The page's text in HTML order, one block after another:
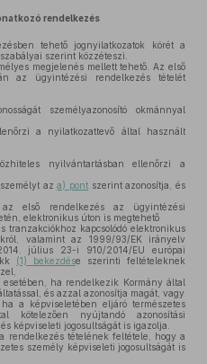
rendelkezés
tehető jognyilatkozatok körét a
szerint közzéteszi.
megjelenés mellett tehető. Az első
az ügyintézési rendelkezés tételét
személyazonosító okmánnyal
a nyilatkozattevő által használt
nyilvántartásban ellenőrzi a
aza) pont szerint azonosítja, és
első rendelkezés az ügyintézési
elektronikus úton is megtehető
tranzakciókhoz kapcsolódó elektronikus
valamint az 1999/93/EK irányelv
július 23-i 910/2014/EU európai
(1) bekezdése szerinti feltételeknek
ha rendelkezik Kormány által
és azzal azonosítja magát, vagy
a képviseletében eljáró természetes
kötelezően nyújtandó azonosítási
képviseleti jogosultságát is igazolja.
rendelkezés tételének feltétele, hogy a
személy képviseleti jogosultságát is